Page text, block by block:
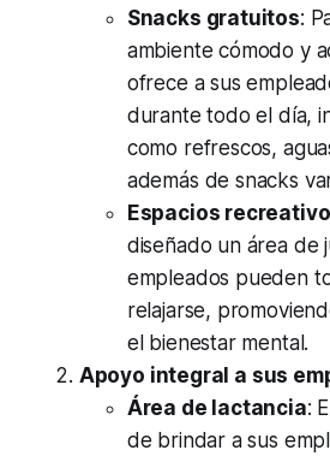
Snacks gratuitos:
ambiente cómodo y
ofrece a sus
durante todo el día,
como refrescos,
además de snacks
Espacios
diseñado un área de
empleados pueden
relajarse,
el bienestar mental.
Apoyo integral a sus
Área de lactancia:
de brindar a sus